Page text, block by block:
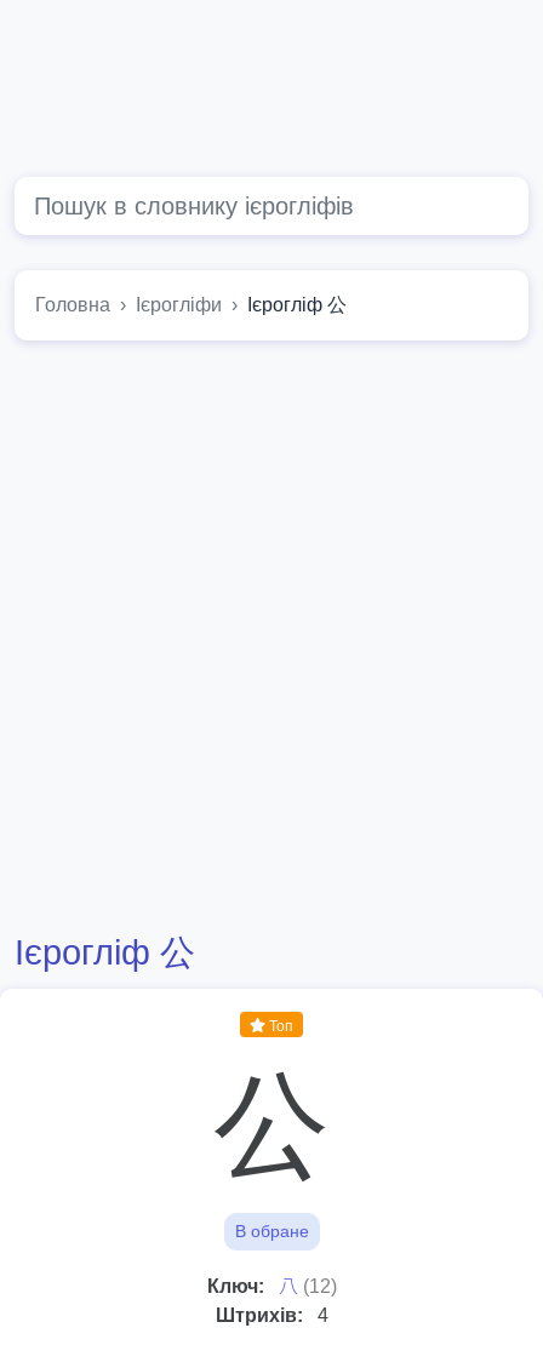
Головна Ієрогліфи Ієрогліф 公
Ієрогліф 公
Топ
公
В обране
Ключ: ⼋ (12)
Штрихів:
4